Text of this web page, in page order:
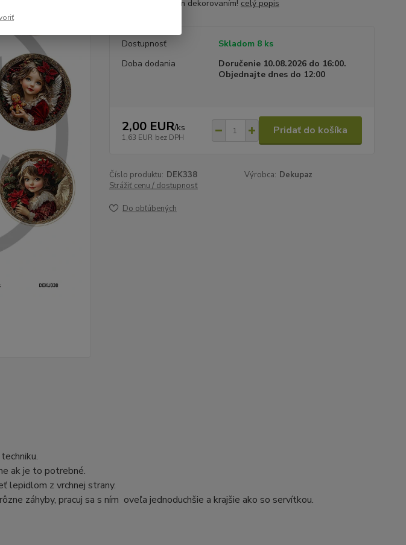
začnite s vianočným dekorovaním! celý popis
Dostupnosť
Skladom 8 ks
Doba dodania
Doručenie 10.08.2026 do 16:00.
Objednajte dnes do 12:00
2,00 EUR/ks
1,63 EUR bez DPH
Pridať do košíka
Číslo produktu: DEK338 Výrobca: Dekupaz
Strážiť cenu / dostupnosť
Do obľúbených
ak je to potrebné.
lepidlom z vrchnej strany.
záhyby, pracuj sa s ním oveľa jednoduchšie a krajšie ako so servítkou.